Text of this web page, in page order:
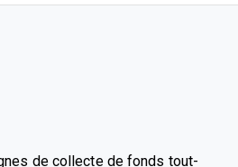
de collecte de fonds tout-